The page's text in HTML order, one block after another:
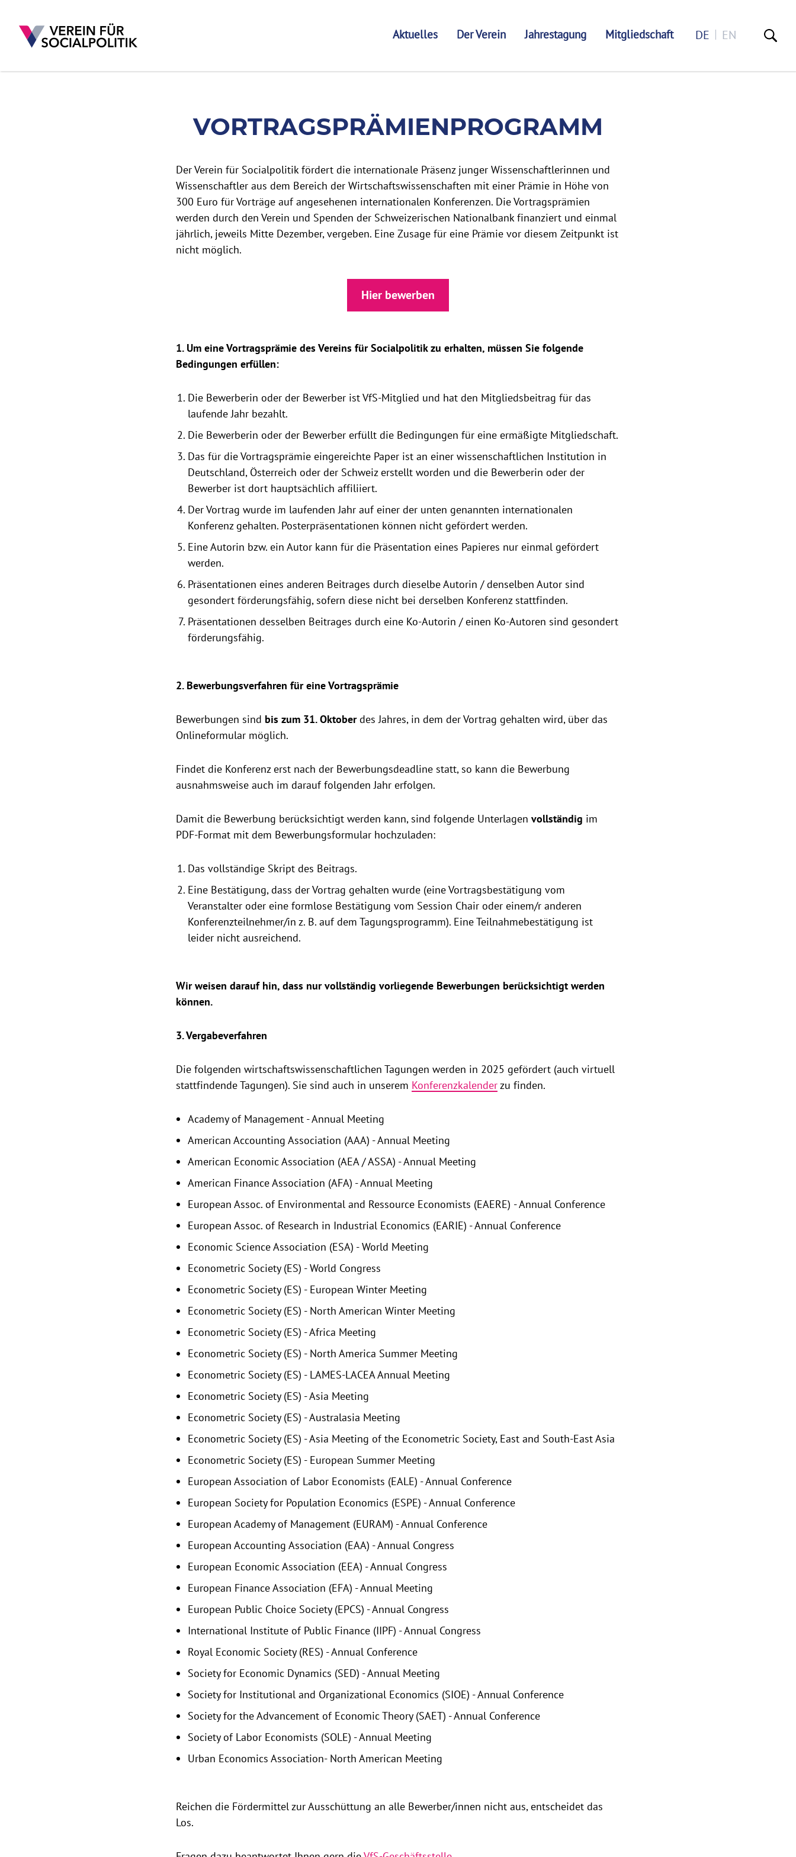
Aktuelles Der Verein Jahrestagung Mitgliedschaft DE EN
VORTRAGSPRÄMIENPROGRAMM
VORTRAGSPRÄMIENPROGRAMM
Der Verein für Socialpolitik fördert die internationale Präsenz junger Wissenschaftlerinnen und
Wissenschaftler aus dem Bereich der Wirtschaftswissenschaften mit einer Prämie in Höhe von
300 Euro für Vorträge auf angesehenen internationalen Konferenzen. Die Vortragsprämien
werden durch den Verein und Spenden der Schweizerischen Nationalbank finanziert und einmal
jährlich, jeweils Mitte Dezember, vergeben. Eine Zusage für eine Prämie vor diesem Zeitpunkt ist
nicht möglich.
Hier bewerben
1. Um eine Vortragsprämie des Vereins für Socialpolitik zu erhalten, müssen Sie folgende
Bedingungen erfüllen:
Die Bewerberin oder der Bewerber ist VfS-Mitglied und hat den Mitgliedsbeitrag für das
laufende Jahr bezahlt.
Die Bewerberin oder der Bewerber erfüllt die Bedingungen für eine ermäßigte Mitgliedschaft.
Das für die Vortragsprämie eingereichte Paper ist an einer wissenschaftlichen Institution in
Deutschland, Österreich oder der Schweiz erstellt worden und die Bewerberin oder der
Bewerber ist dort hauptsächlich affiliiert.
Der Vortrag wurde im laufenden Jahr auf einer der unten genannten internationalen
Konferenz gehalten. Posterpräsentationen können nicht gefördert werden.
Eine Autorin bzw. ein Autor kann für die Präsentation eines Papieres nur einmal gefördert
werden.
Präsentationen eines anderen Beitrages durch dieselbe Autorin / denselben Autor sind
gesondert förderungsfähig, sofern diese nicht bei derselben Konferenz stattfinden.
Präsentationen desselben Beitrages durch eine Ko-Autorin / einen Ko-Autoren sind gesondert
förderungsfähig.
2. Bewerbungsverfahren für eine Vortragsprämie
Bewerbungen sind bis zum 31. Oktoberdes Jahres, in dem der Vortrag gehalten wird, über das
Onlineformular möglich.
Findet die Konferenz erst nach der Bewerbungsdeadline statt, so kann die Bewerbung
ausnahmsweise auch im darauf folgenden Jahr erfolgen.
Damit die Bewerbung berücksichtigt werden kann, sind folgende Unterlagen vollständig im
PDF-Format mit dem Bewerbungsformular hochzuladen:
Das vollständige Skript des Beitrags.
Eine Bestätigung, dass der Vortrag gehalten wurde (eine Vortragsbestätigung vom
Veranstalter oder eine formlose Bestätigung vom Session Chair oder einem/r anderen
Konferenzteilnehmer/in z. B. auf dem Tagungsprogramm). Eine Teilnahmebestätigung ist
leider nicht ausreichend.
Wir weisen darauf hin, dass nur vollständig vorliegende Bewerbungen berücksichtigt werden
können.
3. Vergabeverfahren
Die folgenden wirtschaftswissenschaftlichen Tagungen werden in 2025 gefördert (auch virtuell
stattfindende Tagungen). Sie sind auch in unserem Konferenzkalenderzu finden.
Academy of Management - Annual Meeting
American Accounting Association (AAA) - Annual Meeting
American Economic Association (AEA / ASSA) - Annual Meeting
American Finance Association (AFA) - Annual Meeting
European Assoc. of Environmental and Ressource Economists (EAERE) - Annual Conference
European Assoc. of Research in Industrial Economics (EARIE) - Annual Conference
Economic Science Association (ESA) - World Meeting
Econometric Society (ES) - World Congress
Econometric Society (ES) - European Winter Meeting
Econometric Society (ES) - North American Winter Meeting
Econometric Society (ES) - Africa Meeting
Econometric Society (ES) - North America Summer Meeting
Econometric Society (ES) - LAMES-LACEA Annual Meeting
Econometric Society (ES) - Asia Meeting
Econometric Society (ES) - Australasia Meeting
Econometric Society (ES) - Asia Meeting of the Econometric Society, East and South-East Asia
Econometric Society (ES) - European Summer Meeting
European Association of Labor Economists (EALE) - Annual Conference
European Society for Population Economics (ESPE) - Annual Conference
European Academy of Management (EURAM) - Annual Conference
European Accounting Association (EAA) - Annual Congress
European Economic Association (EEA) - Annual Congress
European Finance Association (EFA) - Annual Meeting
European Public Choice Society (EPCS) - Annual Congress
International Institute of Public Finance (IIPF) - Annual Congress
Royal Economic Society (RES) - Annual Conference
Society for Economic Dynamics (SED) - Annual Meeting
Society for Institutional and Organizational Economics (SIOE) - Annual Conference
Society for the Advancement of Economic Theory (SAET) - Annual Conference
Society of Labor Economists (SOLE) - Annual Meeting
Urban Economics Association- North American Meeting
Reichen die Fördermittel zur Ausschüttung an alle Bewerber/innen nicht aus, entscheidet das
Los.